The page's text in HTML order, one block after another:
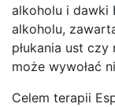
alkoholu i dawki
alkoholu,
płukania ust
może wywołać
Celem terapii